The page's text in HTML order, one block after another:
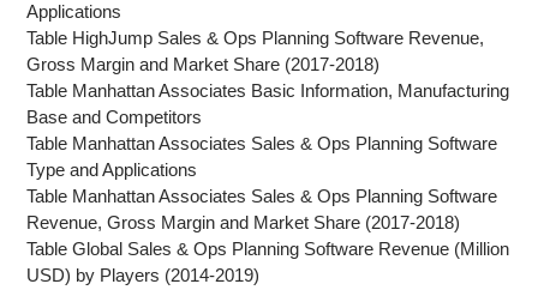
Applications
Table HighJump Sales & Ops Planning Software Revenue,
Gross Margin and Market Share (2017-2018)
Table Manhattan Associates Basic Information, Manufacturing
Base and Competitors
Table Manhattan Associates Sales & Ops Planning Software
Type and Applications
Table Manhattan Associates Sales & Ops Planning Software
Revenue, Gross Margin and Market Share (2017-2018)
Table Global Sales & Ops Planning Software Revenue (Million
USD) by Players (2014-2019)